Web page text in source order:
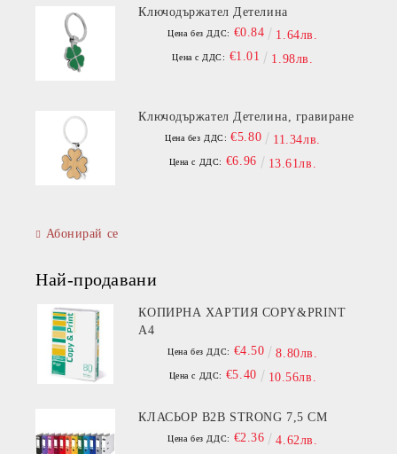
Ключодържател Детелина
Цена без ДДС: €0.84 1.64лв.
Цена с ДДС: €1.01 1.98лв.
Ключодържател Детелина, гравиране
Цена без ДДС: €5.80 11.34лв.
Цена с ДДС: €6.96 13.61лв.
Абонирай се
Най-продавани
КОПИРНА ХАРТИЯ COPY&PRINT
A4
Цена без ДДС: €4.50 8.80лв.
Цена с ДДС: €5.40 10.56лв.
КЛАСЬОР B2B STRONG 7,5 СМ
Цена без ДДС: €2.36 4.62лв.